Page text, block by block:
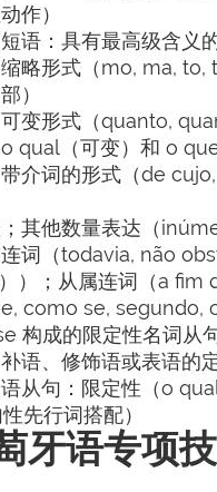
作）
语：具有最高级含
缩略形式（mo, ma,
）
变形式（quanto,
qual（可变）和 o que
介词的形式（de
其他数量表达（
词（todavia, não
）；从属连词（a
como se, segundo,
构成的限定性名词从
语、修饰语或表语的
从句：限定性（o
先行词搭配）
牙语专项